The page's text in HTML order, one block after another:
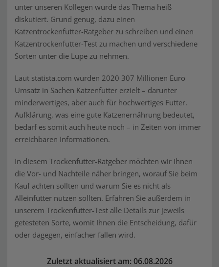
unter unseren Kollegen wurde das Thema heiß
diskutiert. Grund genug, dazu einen
Katzentrockenfutter-Ratgeber zu schreiben und einen
Katzentrockenfutter-Test zu machen und verschiedene
Sorten unter die Lupe zu nehmen.
Laut statista.com wurden 2020 307 Millionen Euro
Umsatz in Sachen Katzenfutter erzielt – darunter
minderwertiges, aber auch für hochwertiges Futter.
Aufklärung, was eine gute Katzenernährung bedeutet,
bedarf es somit auch heute noch – in Zeiten von immer
erreichbaren Informationen.
In diesem Trockenfutter-Ratgeber möchten wir Ihnen
die Vor- und Nachteile näher bringen, worauf Sie beim
Kauf achten sollten und warum Sie es nicht als
Alleinfutter nutzen sollten. Erfahren Sie außerdem in
unserem Trockenfutter-Test alle Details zur jeweils
getesteten Sorte, womit Ihnen die Entscheidung, dafür
oder dagegen, einfacher fallen wird.
Zuletzt aktualisiert am: 06.08.2026